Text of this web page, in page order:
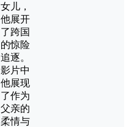
女儿，
他展开
了跨国
的惊险
追逐。
影片中
他展现
了作为
父亲的
柔情与